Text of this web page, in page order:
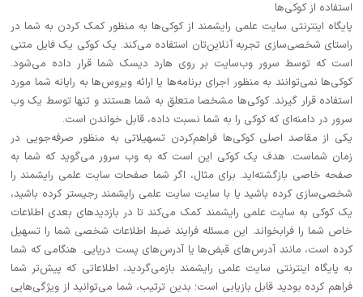
استفاده از کوکی‌ها
پایگاه اینترنتی سایت علمی رایشمند از کوکی‌ها به منظور کمک کردن به شما در
راستای شخصی‌سازی تجربه آنلاین‌تان استفاده می‌کند. یک کوکی یک فایل متنی
است که توسط سرور وب‌سایت بر روی هارد دیسک شما قرار داده می‌شود.
کوکی‌ها نمی‌توانند به منظور اجرای برنامه‌ها یا ارائه ویروس‌ها به رایانه شما مورد
استفاده قرار گیرند. کوکی‌ها مشخصا متعلق به شما هستند و تنها توسط یک وب
سرور در دامنه‌ای که کوکی را به شما نسبت داده، قابل خواندن است.
یکی از مقاصد اصلی کوکی‌ها فراهم‌کردن تسهیلاتی به منظور صرفه‌جویی در
زمان شماست. هدف یک کوکی این است که به وب سرور می‌گوید که شما به
صفحه خاصی بازگشته‌اید. برای مثال، اگر شما صفحات سایت علمی رایشمند را
شخصی‌سازی کرده باشید یا با سایت سایت علمی رایشمند رجیستر کرده باشید،
یک کوکی به سایت علمی رایشمند کمک می‌کند تا در بازدیدهای بعدی اطلاعات
خاص شما را فرابخواند. این مسئله فرایند ضبط اطلاعات شخصی شما را تسهیل
کرده است، مانند آدرس‌های قبض‌ها یا آدرس‌های پست دریایی. هنگامی که شما
به پایگاه اینترنتی سایت علمی رایشمند بازمی‌گردید، اطلاعاتی که پیش‌تر شما
فراهم کرده بودید قابل بازیابی است؛ بدین ترتیب، شما می‌توانید از ویژگی‌هایی